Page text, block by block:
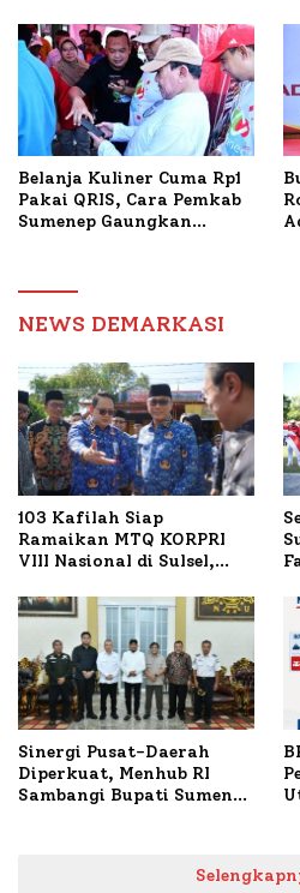
Belanja Kuliner Cuma Rp1
Pakai QRIS, Cara Pemkab
Sumenep Gaungkan
NEWS DEMARKASI
103 Kafilah Siap
Ramaikan MTQ KORPRI
VIII Nasional di Sulsel,
Sinergi Pusat-Daerah
Diperkuat, Menhub RI
Sambangi Bupati Sumenep